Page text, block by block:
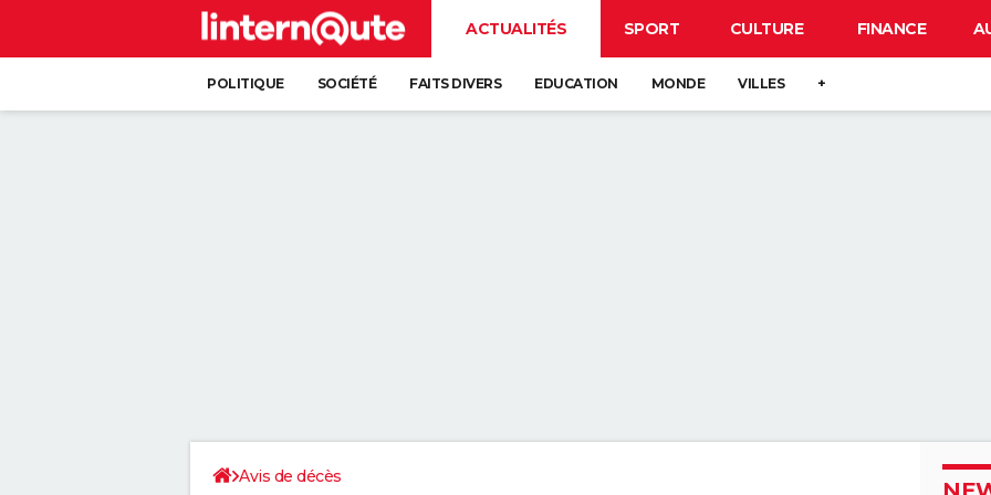
ACTUALITÉS SPORT CULTURE FINANCE
POLITIQUE SOCIÉTÉ FAITS DIVERS EDUCATION MONDE VILLES +
Avis de décès